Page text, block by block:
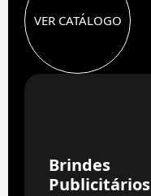
VER CATÁLOGO
Brindes
Publicitários